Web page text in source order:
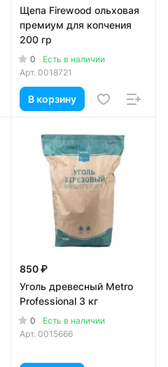
Щепа Firewood ольховая
премиум для копчения
200 гр
0
Есть в наличии
Арт. 0018721
В корзину
850 ₽
Уголь древесный Metro
Professional 3 кг
0
Есть в наличии
Арт. 0015666